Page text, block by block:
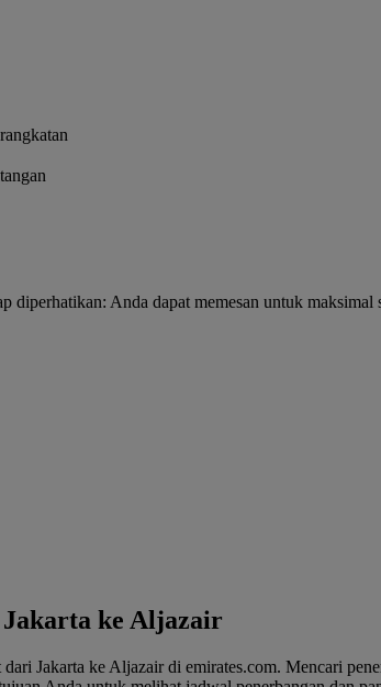
diperhatikan: Anda dapat memesan untuk maksimal
ke Aljazair
Jakarta ke Aljazair di emirates.com. Mencari